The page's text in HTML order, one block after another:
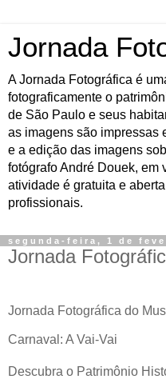
Jornada
A Jornada Fotográfica é
fotograficamente o
de São Paulo e seus
as imagens são impressas
e a edição das imagens
fotógrafo André Douek, em
atividade é gratuita e
profissionais.
segunda-feira, 1 de
Jornada
Jornada Fotográfica do
Carnaval: A Vai-Vai
Descubra o Patrimônio